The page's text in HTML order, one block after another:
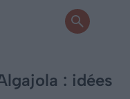
: idées